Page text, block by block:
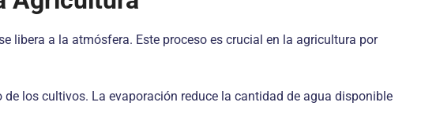
libera a la atmósfera. Este proceso es crucial en la agricultura por
los cultivos. La evaporación reduce la cantidad de agua disponible